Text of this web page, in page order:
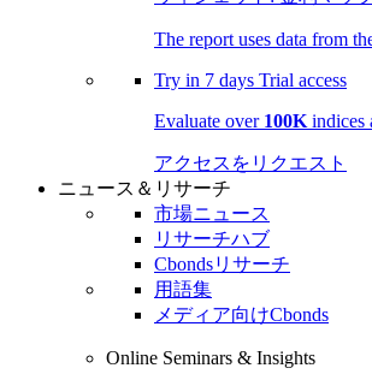
The report uses data from
Try in 7 days Trial access
Evaluate over 100K indices
アクセスをリクエスト
ニュース＆リサーチ
市場ニュース
リサーチハブ
Cbondsリサーチ
用語集
メディア向けCbonds
Online Seminars & Insights